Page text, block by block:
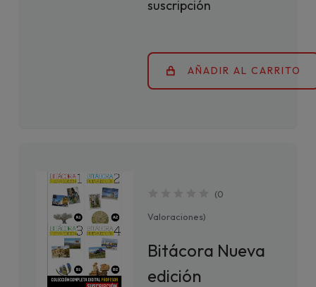
suscripción
AÑADIR AL CARRITO
(0
Valoraciones)
Bitácora Nueva
edición